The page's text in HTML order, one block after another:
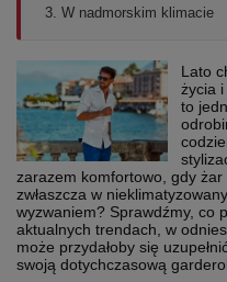
3. W nadmorskim klimacie
Lato
życia
to
zarazem komfortowo, gdy
zwłaszcza w
wyzwaniem? Sprawdźmy, co
aktualnych trendach, w
może przydałoby się
swoją dotychczasową